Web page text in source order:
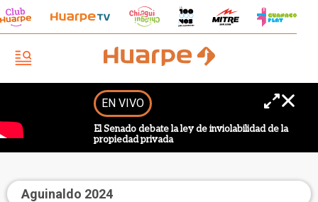
EN VIVO
El Senado debate la ley de inviolabilidad de la
propiedad privada
Aguinaldo 2024